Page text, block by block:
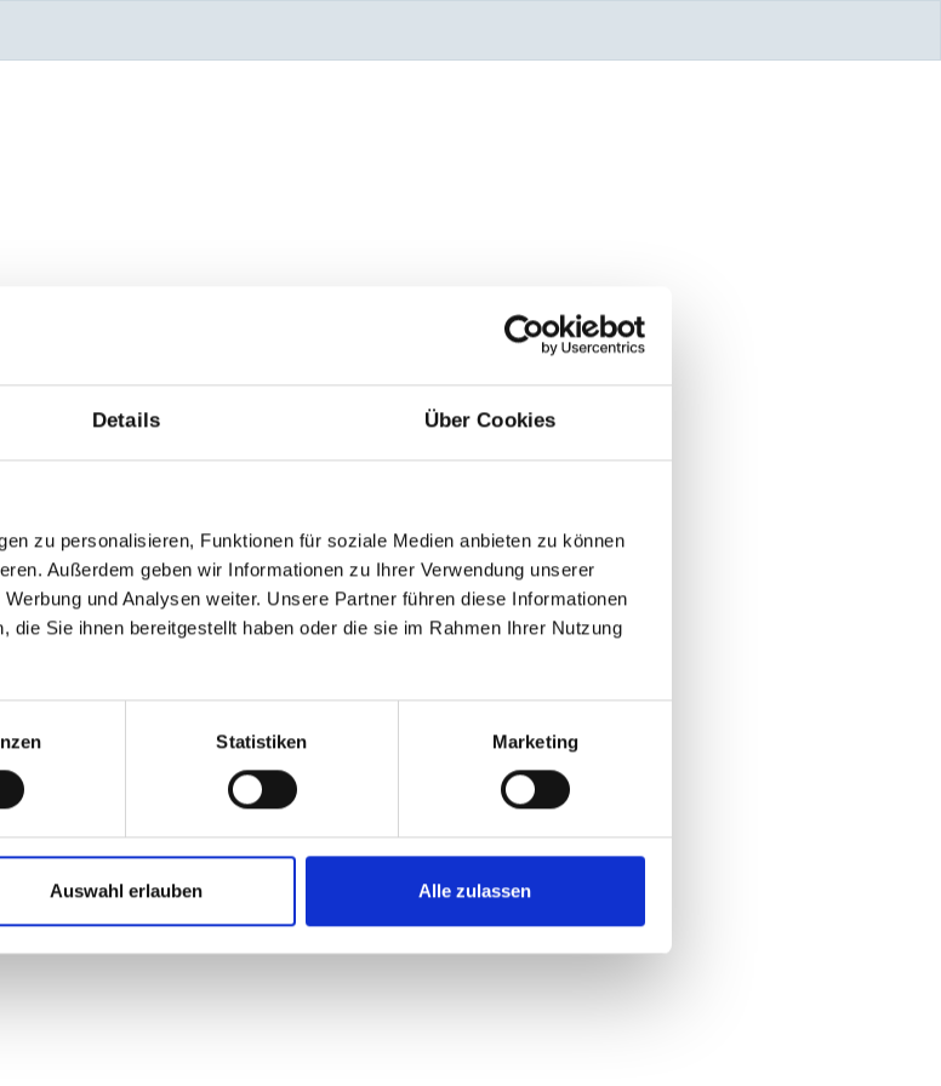
Details Über Cookies
zu personalisieren, Funktionen für soziale Medien anbieten zu können
Außerdem geben wir Informationen zu Ihrer Verwendung unserer
und Analysen weiter. Unsere Partner führen diese Informationen
die Sie ihnen bereitgestellt haben oder die sie im Rahmen Ihrer Nutzung
Statistiken Marketing
Auswahl erlauben Alle zulassen